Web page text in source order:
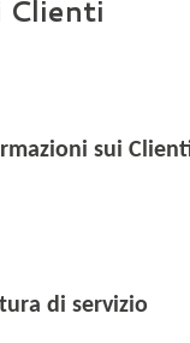
Clienti
sui
di servizio